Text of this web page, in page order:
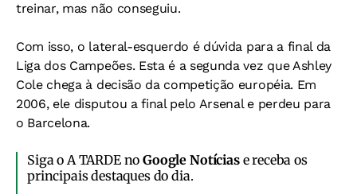
treinar, mas não conseguiu.
Com isso, o lateral-esquerdo é dúvida para a final da
Liga dos Campeões. Esta é a segunda vez que Ashley
Cole chega à decisão da competição européia. Em
2006, ele disputou a final pelo Arsenal e perdeu para
o Barcelona.
Siga o A TARDE noGoogle Notíciase receba os
principais destaques do dia.